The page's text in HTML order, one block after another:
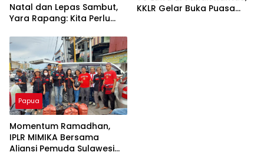
Natal dan Lepas Sambut,
Yara Rapang: Kita Perlu
KKLR Gelar Buka Puasa
Papua
Momentum Ramadhan,
IPLR MIMIKA Bersama
Aliansi Pemuda Sulawesi